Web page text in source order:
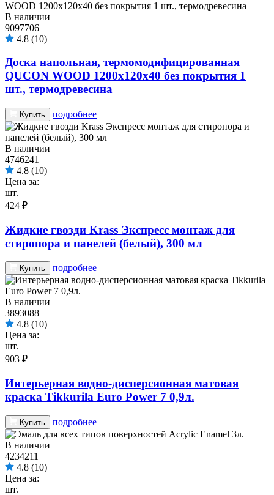
В наличии
9097706
4.8 (10)
Доска напольная, термомодифицированная
QUCON WOOD 1200х120х40 без покрытия 1
шт., термодревесина
Купить подробнее
В наличии
4746241
4.8 (10)
Цена за:
шт.
424 ₽
Жидкие гвозди Krass Экспресс монтаж для
стиропора и панелей (белый), 300 мл
Купить подробнее
В наличии
3893088
4.8 (10)
Цена за:
шт.
903 ₽
Интерьерная водно-дисперсионная матовая
краска Tikkurila Euro Power 7 0,9л.
Купить подробнее
В наличии
4234211
4.8 (10)
Цена за:
шт.